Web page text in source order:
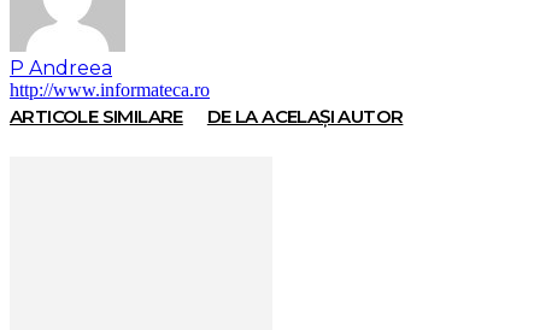
P Andreea
http://www.informateca.ro
ARTICOLE SIMILARE DE LA ACELAȘI AUTOR